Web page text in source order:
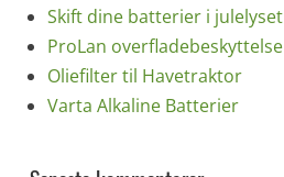
Skift dine batterier i julelyset
ProLan overfladebeskyttelse
Oliefilter til Havetraktor
Varta Alkaline Batterier